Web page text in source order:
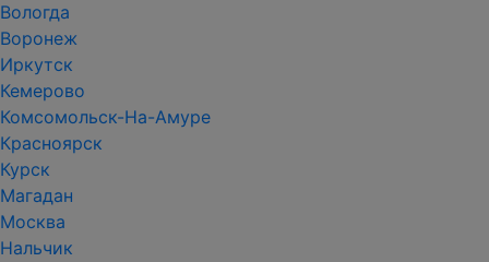
Вологда
Воронеж
Иркутск
Кемерово
Комсомольск-На-Амуре
Красноярск
Курск
Магадан
Москва
Нальчик